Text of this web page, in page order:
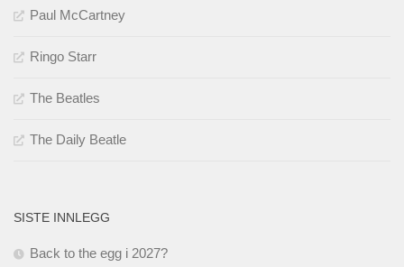
Paul McCartney
Ringo Starr
The Beatles
The Daily Beatle
SISTE INNLEGG
Back to the egg i 2027?